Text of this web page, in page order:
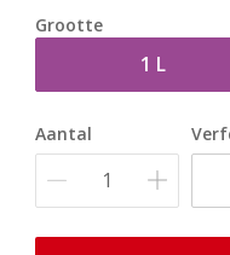
Grootte
1 L
Aantal